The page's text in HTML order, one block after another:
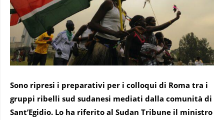
Sono ripresi i preparativi per i colloqui di Roma tra i
gruppi ribelli sud sudanesi mediati dalla comunità di
Sant’Egidio. Lo ha riferito al Sudan Tribune il ministro